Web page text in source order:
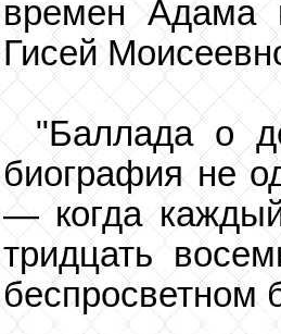
времен Адама
Гисей
"Баллада о
биография не
— когда
тридцать
беспросветном